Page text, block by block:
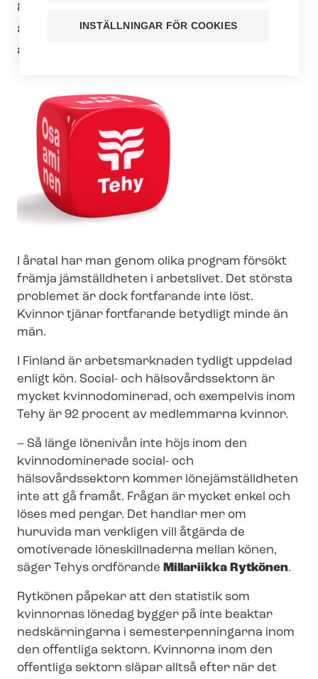
83,9 procent av mäns lön, vilket innebär
att kvinnorna i princip arbetar resten
av året utan lön.
I åratal har man genom olika program försökt
främja jämställdheten i arbetslivet. Det största
problemet är dock fortfarande inte löst.
Kvinnor tjänar fortfarande betydligt minde än
män.
I Finland är arbetsmarknaden tydligt uppdelad
enligt kön. Social- och hälsovårdssektorn är
mycket kvinnodominerad, och exempelvis inom
Tehy är 92 procent av medlemmarna kvinnor.
– Så länge lönenivån inte höjs inom den
kvinnodominerade social- och
hälsovårdssektorn kommer lö­ne­jäm­ställd­he­ten
inte att gå framåt. Frågan är mycket enkel och
löses med pengar. Det handlar mer om
huruvida man verkligen vill åtgärda de
omotiverade löneskillnaderna mellan könen,
säger Tehys ordförande Millariikka Rytkönen.
Rytkönen påpekar att den statistik som
kvinnornas lönedag bygger på inte beaktar
nedskärningarna i se­mester­pen­ning­ar­na inom
den offentliga sektorn. Kvinnorna inom den
offentliga sektorn släpar alltså efter när det
INSTÄLLNINGAR FÖR COOKIES